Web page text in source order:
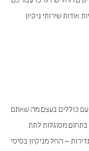
שירותי ניקיון
כוללים בעצם מה שאתם
מסוגלות לתת
– החל מניקיון בסיסי